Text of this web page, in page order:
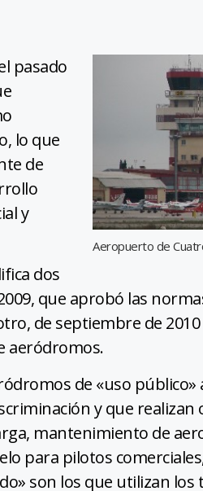
Aeropuerto de
pasado
lo que
de
y
dos
que aprobó las
de septiembre de
aeródromos.
de «uso
y que
mantenimiento de
para pilotos
son los que utilizan